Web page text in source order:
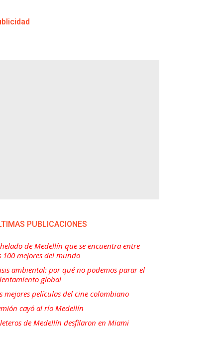
PUBLICACIONES
de Medellín que se encuentra entre
100 mejores del mundo
ambiental: por qué no podemos parar el
global
mejores películas del cine colombiano
cayó al río Medellín
de Medellín desfilaron en Miami